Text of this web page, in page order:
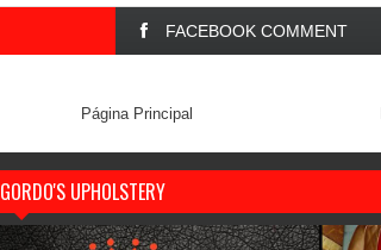
FACEBOOK COMMENT
Página Principal
GORDO'S UPHOLSTERY